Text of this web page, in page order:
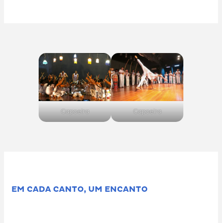
Capoeira Capoeira
EM CADA CANTO, UM ENCANTO